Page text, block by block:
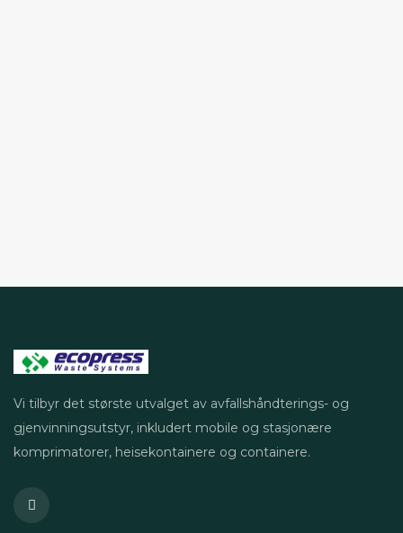
Vi tilbyr det største utvalget av avfallshåndterings- og
gjenvinningsutstyr, inkludert mobile og stasjonære
komprimatorer, heisekontainere og containere.